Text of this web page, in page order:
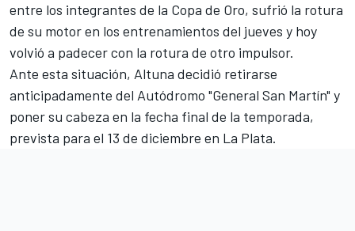
entre los integrantes de la Copa de Oro, sufrió la rotura
de su motor en los entrenamientos del jueves y hoy
volvió a padecer con la rotura de otro impulsor.
Ante esta situación, Altuna decidió retirarse
anticipadamente del Autódromo "General San Martín" y
poner su cabeza en la fecha final de la temporada,
prevista para el 13 de diciembre en La Plata.